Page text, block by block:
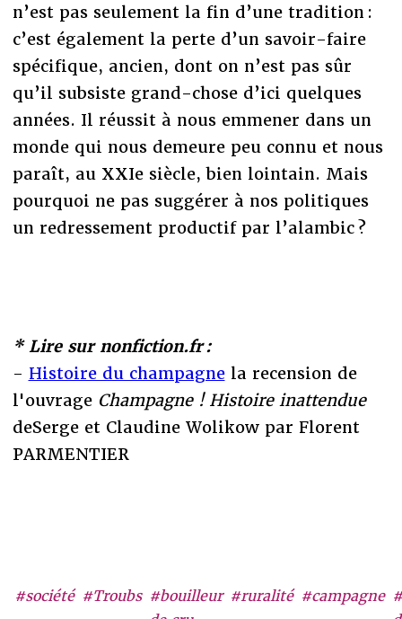
#société #Troubs #bouilleur #ruralité #campagne
n’est pas seulement la fin d’une tradition :
c’est également la perte d’un savoir-faire
spécifique, ancien, dont on n’est pas sûr
qu’il subsiste grand-chose d’ici quelques
années. Il réussit à nous emmener dans un
monde qui nous demeure peu connu et nous
paraît, au XXIe siècle, bien lointain. Mais
pourquoi ne pas suggérer à nos politiques
un redressement productif par l’alambic ?
* Lire sur nonfiction.fr :
- Histoire du champagnela recension de
l'ouvrage Champagne ! Histoire inattendue
deSerge et Claudine Wolikow par Florent
PARMENTIER